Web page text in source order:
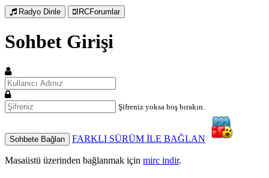
Radyo Dinle IRCForumlar
Sohbet Girişi
Şifreniz yoksa boş bırakın.
Sohbete Bağlan FARKLI SÜRÜM İLE BAĞLAN
Masaüstü üzerinden bağlanmak için mirc indir.